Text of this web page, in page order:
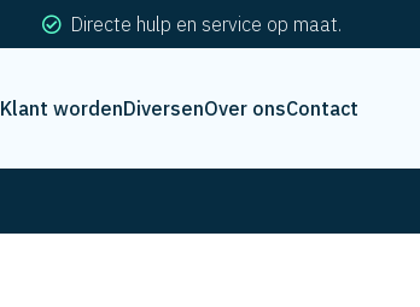
Directe hulp en service op maat.
Klant wordenDiversenOver onsContact